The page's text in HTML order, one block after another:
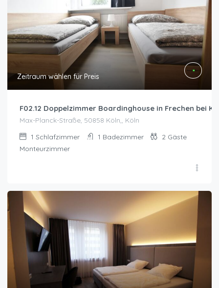
Zeitraum wählen für Preis
F02.12 Doppelzimmer Boardinghouse in Frechen bei
Max-Planck-Straße, 50858 Köln,, Köln
1 Schlafzimmer 1 Badezimmer 2 Gäste
Monteurzimmer